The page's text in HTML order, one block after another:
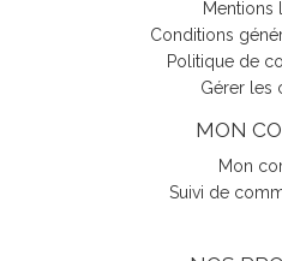
Mentions
Conditions
Politique de
Gérer les
MON
Mon
Suivi de